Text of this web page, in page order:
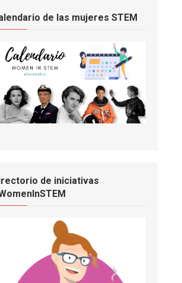
de las mujeres STEM
de iniciativas